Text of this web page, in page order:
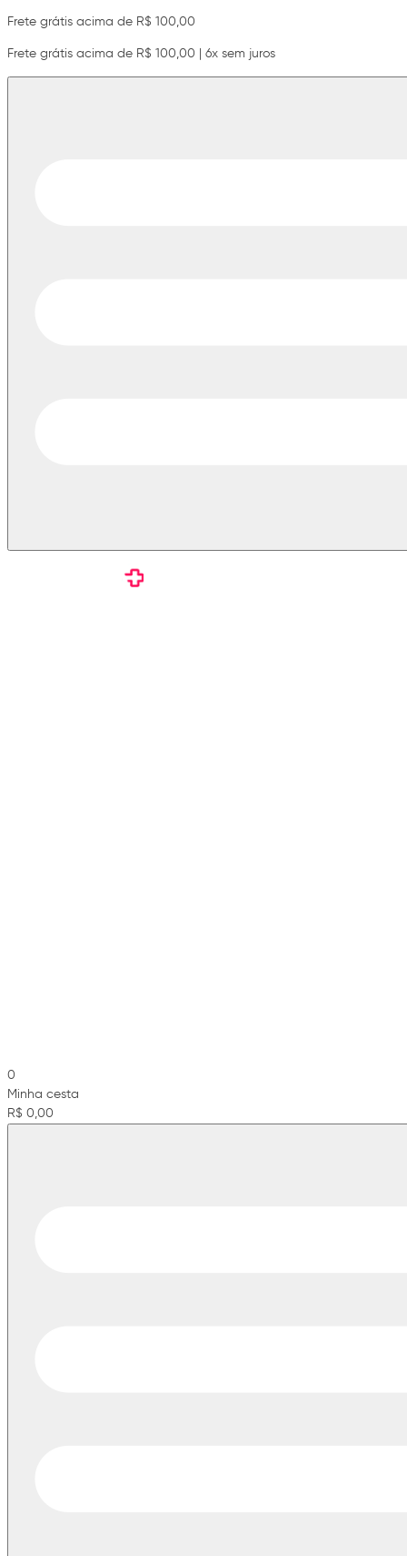
Frete grátis acima de R$ 100,00
Frete grátis acima de R$ 100,00 | 6x sem juros
0
Minha cesta
R$ 0,00